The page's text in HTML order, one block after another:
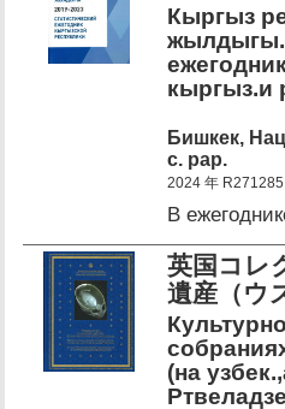
Кыргыз
жылдыгы.
кыргыз.и
Бишкек,
c. pap.
2024 年 R271285
В
英国コレ
遺産（ウ
(на